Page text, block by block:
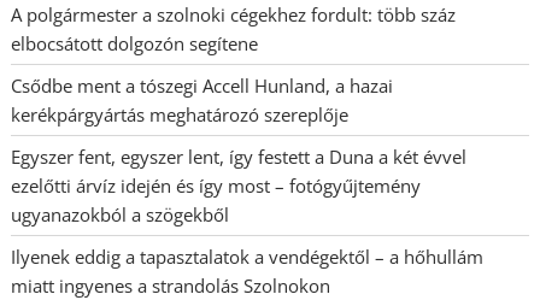
A polgármester a szolnoki cégekhez fordult: több száz
elbocsátott dolgozón segítene
Csődbe ment a tószegi Accell Hunland, a hazai
kerékpárgyártás meghatározó szereplője
Egyszer fent, egyszer lent, így festett a Duna a két évvel
ezelőtti árvíz idején és így most – fotógyűjtemény
ugyanazokból a szögekből
Ilyenek eddig a tapasztalatok a vendégektől – a hőhullám
miatt ingyenes a strandolás Szolnokon